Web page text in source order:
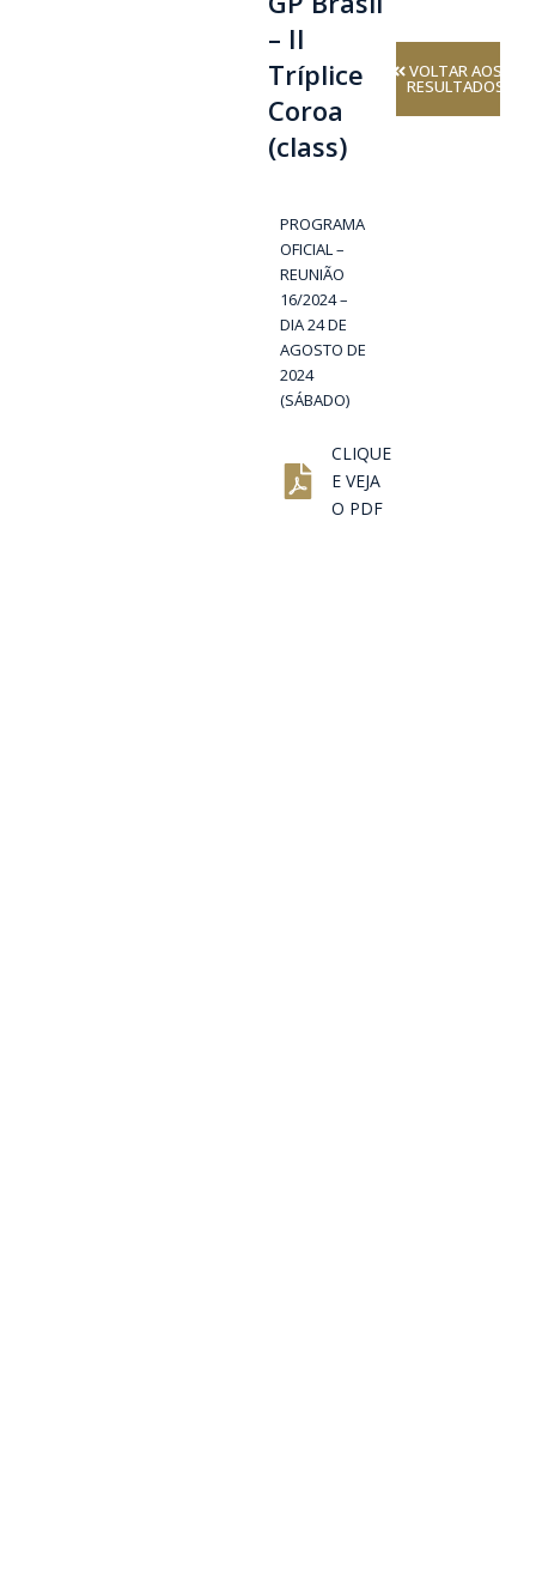
– II
Tríplice
Coroa
(class)
PROGRAMA
OFICIAL –
REUNIÃO
16/2024 –
DIA 24 DE
AGOSTO DE
2024
(SÁBADO)
CLIQUE
E VEJA
O PDF
VOLTAR AOS
RESULTADOS